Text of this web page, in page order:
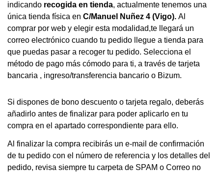
indicando recogida en tienda, actualmente tenemos una
única tienda física en C/Manuel Nuñez 4 (Vigo). Al
comprar por web y elegir esta modalidad,te llegará un
correo electrónico cuando tu pedido llegue a tienda para
que puedas pasar a recoger tu pedido. Selecciona el
método de pago más cómodo para ti, a través de tarjeta
bancaria , ingreso/transferencia bancario o Bizum.
Si dispones de bono descuento o tarjeta regalo, deberás
añadirlo antes de finalizar para poder aplicarlo en tu
compra en el apartado correspondiente para ello.
Al finalizar la compra recibirás un e-mail de confirmación
de tu pedido con el número de referencia y los detalles del
pedido, revisa siempre tu carpeta de SPAM o Correo no